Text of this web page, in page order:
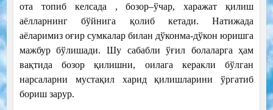
ота топиб келсада , бозор–ўчар, харажат қилиш
аёлларнинг бўйнига қолиб кетади. Натижада
аёларимиз оғир сумкалар билан дўконма-дўкон юришга
мажбур бўлишади. Шу сабабли ўғил болаларга ҳам
вақтида бозор қилишни, оилага керакли бўлган
нарсаларни мустақил харид қилишларини ўргатиб
бориш зарур.